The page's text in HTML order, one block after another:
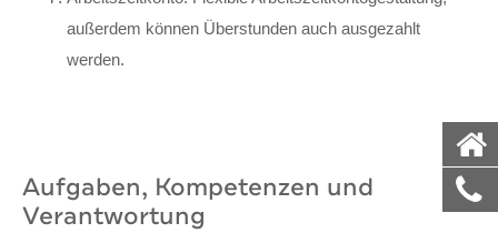
außerdem können Überstunden auch ausgezahlt
werden.
Aufgaben, Kompetenzen und
Verantwortung